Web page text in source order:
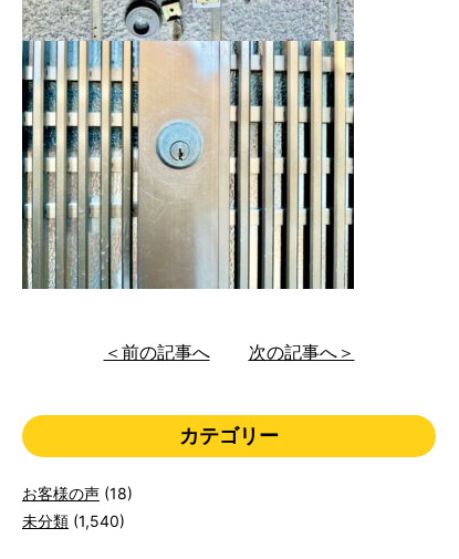
＜前の記事へ 次の記事へ＞
カテゴリー
お客様の声 (18)
未分類 (1,540)